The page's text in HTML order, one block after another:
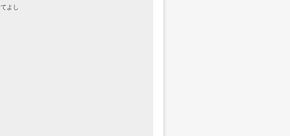
よし